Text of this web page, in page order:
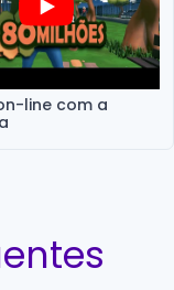
line com a